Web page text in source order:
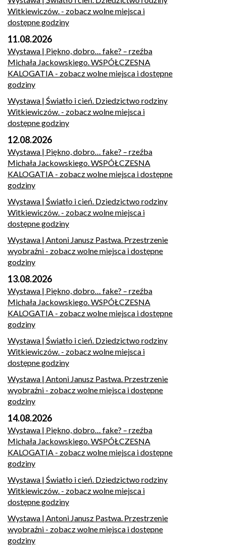
Witkiewiczów. - zobacz wolne miejsca i
dostępne godziny
11.08.2026
Wystawa | Piękno, dobro… fake? – rzeźba
Michała Jackowskiego. WSPÓŁCZESNA
KALOGATIA - zobacz wolne miejsca i dostępne
godziny
Wystawa | Światło i cień. Dziedzictwo rodziny
Witkiewiczów. - zobacz wolne miejsca i
dostępne godziny
12.08.2026
Wystawa | Piękno, dobro… fake? – rzeźba
Michała Jackowskiego. WSPÓŁCZESNA
KALOGATIA - zobacz wolne miejsca i dostępne
godziny
Wystawa | Światło i cień. Dziedzictwo rodziny
Witkiewiczów. - zobacz wolne miejsca i
dostępne godziny
Wystawa | Antoni Janusz Pastwa. Przestrzenie
wyobraźni - zobacz wolne miejsca i dostępne
godziny
13.08.2026
Wystawa | Piękno, dobro… fake? – rzeźba
Michała Jackowskiego. WSPÓŁCZESNA
KALOGATIA - zobacz wolne miejsca i dostępne
godziny
Wystawa | Światło i cień. Dziedzictwo rodziny
Witkiewiczów. - zobacz wolne miejsca i
dostępne godziny
Wystawa | Antoni Janusz Pastwa. Przestrzenie
wyobraźni - zobacz wolne miejsca i dostępne
godziny
14.08.2026
Wystawa | Piękno, dobro… fake? – rzeźba
Michała Jackowskiego. WSPÓŁCZESNA
KALOGATIA - zobacz wolne miejsca i dostępne
godziny
Wystawa | Światło i cień. Dziedzictwo rodziny
Witkiewiczów. - zobacz wolne miejsca i
dostępne godziny
Wystawa | Antoni Janusz Pastwa. Przestrzenie
wyobraźni - zobacz wolne miejsca i dostępne
godziny